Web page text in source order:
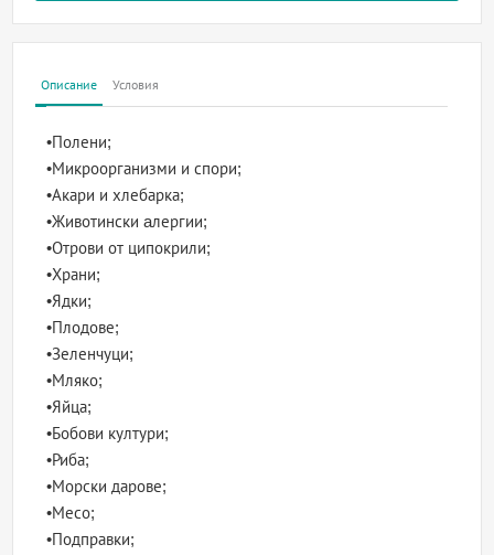
Описание Условия
•Полени;
•Микроорганизми и спори;
•Акари и хлебарка;
•Животински aлергии;
•Отрови от ципокрили;
•Храни;
•Ядки;
•Плодове;
•Зеленчуци;
•Мляко;
•Яйца;
•Бобови култури;
•Риба;
•Морски дарове;
•Месо;
•Подправки;